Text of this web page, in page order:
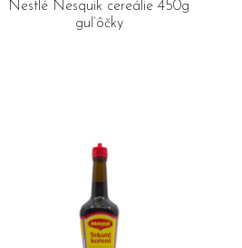
Nestlé Nesquik cereálie 450g
guľôčky